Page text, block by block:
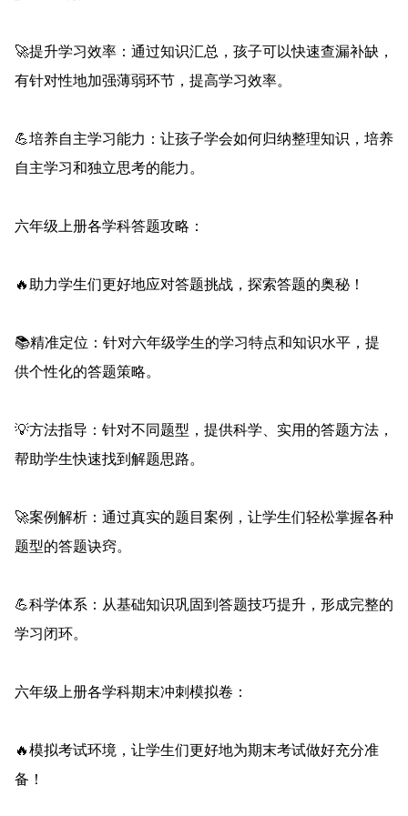
🚀提升学习效率：通过知识汇总，孩子可以快速查漏补缺，
有针对性地加强薄弱环节，提高学习效率。
💪培养自主学习能力：让孩子学会如何归纳整理知识，培养
自主学习和独立思考的能力。
六年级上册各学科答题攻略：
🔥助力学生们更好地应对答题挑战，探索答题的奥秘！
📚精准定位：针对六年级学生的学习特点和知识水平，提
供个性化的答题策略。
💡方法指导：针对不同题型，提供科学、实用的答题方法，
帮助学生快速找到解题思路。
🚀案例解析：通过真实的题目案例，让学生们轻松掌握各种
题型的答题诀窍。
💪科学体系：从基础知识巩固到答题技巧提升，形成完整的
学习闭环。
六年级上册各学科期末冲刺模拟卷：
🔥模拟考试环境，让学生们更好地为期末考试做好充分准
备！